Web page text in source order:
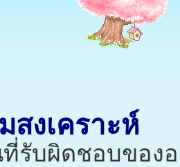
สงเคราะห์
บผิดชอบของอ